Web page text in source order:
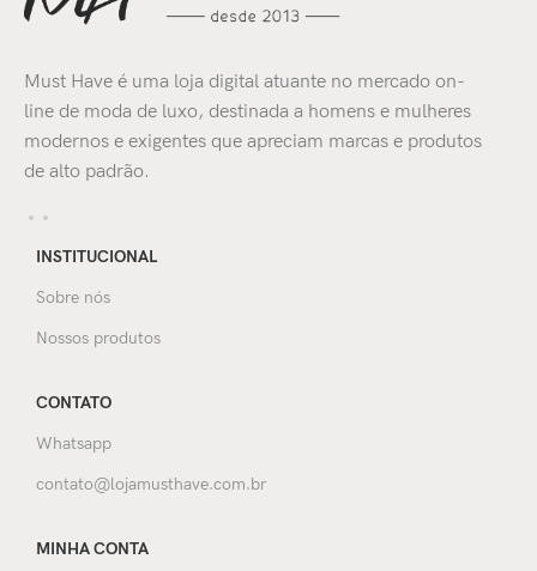
Must Have é uma loja digital atuante no mercado on-
line de moda de luxo, destinada a homens e mulheres
modernos e exigentes que apreciam marcas e produtos
de alto padrão.
INSTITUCIONAL
Sobre nós
Nossos produtos
CONTATO
Whatsapp
contato@lojamusthave.com.br
MINHA CONTA